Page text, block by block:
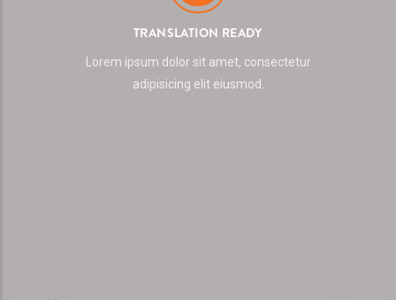
TRANSLATION READY
Lorem ipsum dolor sit amet, consectetur
adipisicing elit eiusmod.